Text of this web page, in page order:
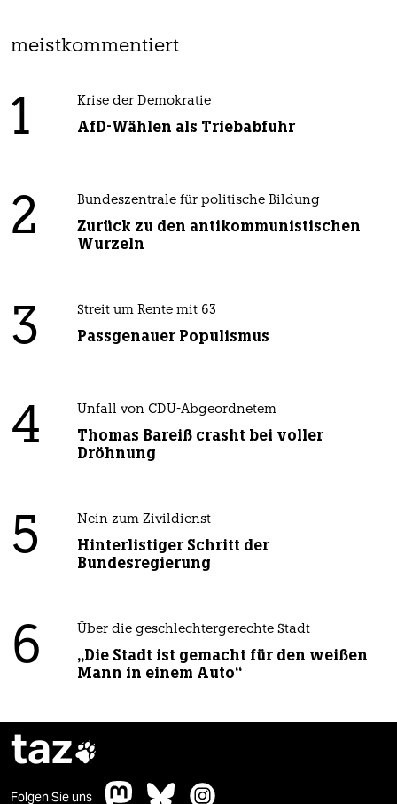
meistkommentiert
1 Krise der Demokratie
AfD-Wählen als Triebabfuhr
2 Bundeszentrale für politische Bildung
Zurück zu den antikommunistischen
Wurzeln
3 Streit um Rente mit 63
Passgenauer Populismus
4 Unfall von CDU-Abgeordnetem
Thomas Bareiß crasht bei voller
Dröhnung
5 Nein zum Zivildienst
Hinterlistiger Schritt der
Bundesregierung
6 Über die geschlechtergerechte Stadt
„Die Stadt ist gemacht für den weißen
Mann in einem Auto“
taz
Folgen Sie uns